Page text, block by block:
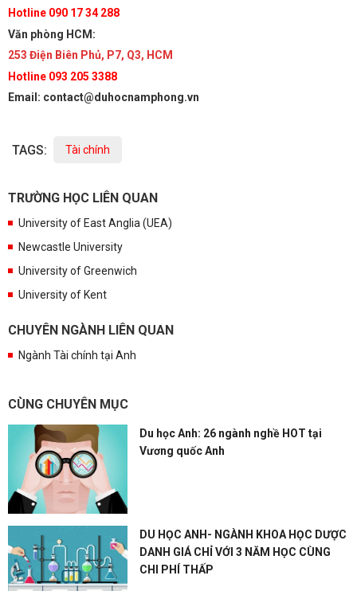
Hotline 090 17 34 288
Văn phòng HCM:
253 Điện Biên Phủ, P7, Q3, HCM
Hotline 093 205 3388
Email: contact@duhocnamphong.vn
TAGS: Tài chính
TRƯỜNG HỌC LIÊN QUAN
University of East Anglia (UEA)
Newcastle University
University of Greenwich
University of Kent
CHUYÊN NGÀNH LIÊN QUAN
Ngành Tài chính tại Anh
CÙNG CHUYÊN MỤC
Du học Anh: 26 ngành nghề HOT tại
Vương quốc Anh
DU HỌC ANH- NGÀNH KHOA HỌC DƯỢC
DANH GIÁ CHỈ VỚI 3 NĂM HỌC CÙNG
CHI PHÍ THẤP